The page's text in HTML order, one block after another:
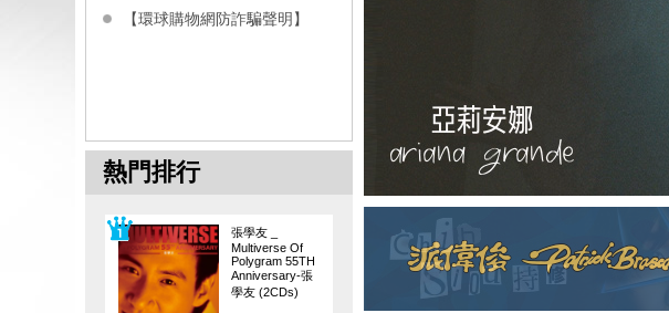
【環球購物網防詐騙聲明】
熱門排行
張學友 _
Multiverse Of
Polygram 55TH
Anniversary-張
學友 (2CDs)